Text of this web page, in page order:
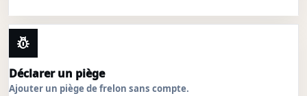
pest_control
Déclarer un piège
Ajouter un piège de frelon sans compte.